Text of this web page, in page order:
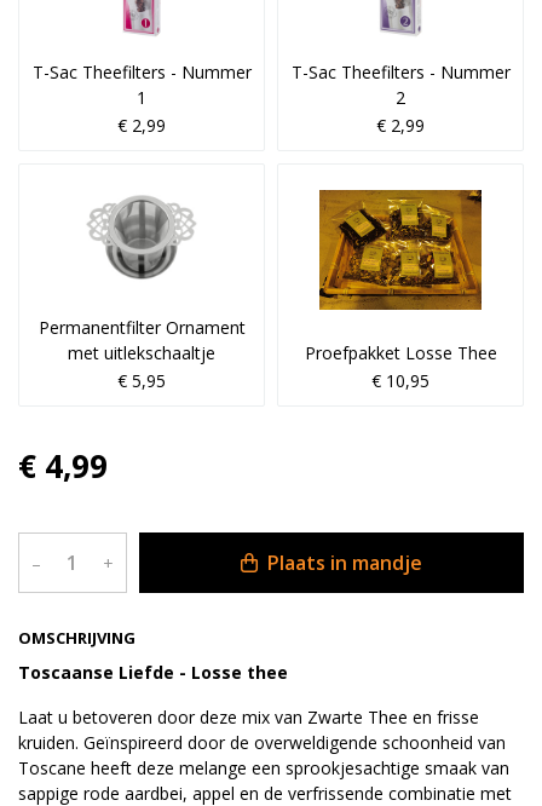
OMSCHRIJVING
Toscaanse Liefde - Losse thee
Laat u betoveren door deze mix van Zwarte Thee en frisse
kruiden. Geïnspireerd door de overweldigende schoonheid van
Toscane heeft deze melange een sprookjesachtige smaak van
sappige rode aardbei, appel en de verfrissende combinatie met
T-Sac Theefilters - Nummer
1
€ 2,99
T-Sac Theefilters - Nummer
2
€ 2,99
Permanentfilter Ornament
met uitlekschaaltje
€ 5,95
Proefpakket Losse Thee
€ 10,95
€ 4,99
– + Plaats in mandje